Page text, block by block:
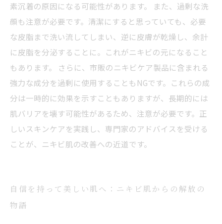
素沉着の原因になる可能性があります。 また、過剰な洗
顔も注意が必要です。清潔にすると思っていても、必要
な皮脂まで洗い流してしまい、逆に皮膚が乾燥し、余計
に皮脂を分泌することに。これがニキビの元になること
もあります。 さらに、市販のニキビケア製品に含まれる
強力な成分を過剰に使用することもNGです。これらの成
分は一時的に効果を示すこともありますが、長期的には
肌バリアを壊す可能性があるため、注意が必要です。正
しいスキンケアを実践し、専門家のアドバイスを受ける
ことが、ニキビ肌の改善への近道です。
自信を持って美しい肌へ：ニキビ肌からの解放の
物語